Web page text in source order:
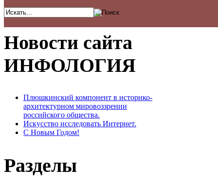
Новости сайта
ИНФОЛОГИЯ
Плюшкинский компонент в историко-
архитектурном мировоззрении
российского общества.
Искусство исследовать Интернет.
С Новым Годом!
Разделы